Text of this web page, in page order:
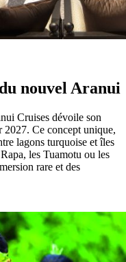
nouvel Aranui
Cruises dévoile son
Ce concept unique,
lagons turquoise et îles
les Tuamotu ou les
rare et des